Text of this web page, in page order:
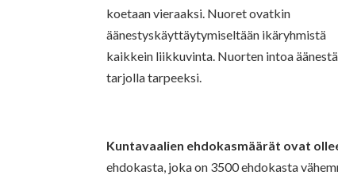
koetaan vieraaksi. Nuoret ovatkin
äänestyskäyttäytymiseltään ikäryhmistä
kaikkein liikkuvinta. Nuorten intoa
tarjolla tarpeeksi.
Kuntavaalien ehdokasmäärät ovat
ehdokasta, joka on 3500 ehdokasta